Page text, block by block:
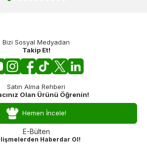
Bizi Sosyal Medyadan
Takip Et!
Satın Alma Rehberi
Olan Ürünü Öğrenin!
Hemen İncele!
E-Bülten
Haberdar Ol!